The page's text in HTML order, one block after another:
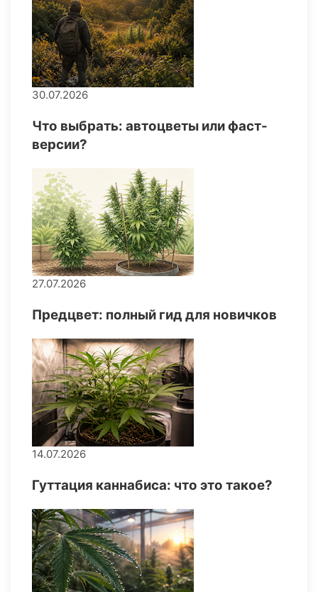
30.07.2026
Что выбрать: автоцветы или фаст-
версии?
27.07.2026
Предцвет: полный гид для новичков
14.07.2026
Гуттация каннабиса: что это такое?